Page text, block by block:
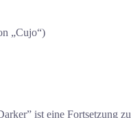
„Cujo“)
ist eine Fortsetzung zu